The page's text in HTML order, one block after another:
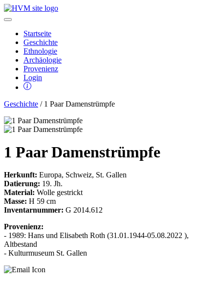
Startseite
Geschichte
Ethnologie
Archäologie
Provenienz
Login
Geschichte / 1 Paar Damenstrümpfe
1 Paar Damenstrümpfe
Herkunft: Europa, Schweiz, St. Gallen
Datierung: 19. Jh.
Material: Wolle gestrickt
Masse: H 59 cm
Inventarnummer: G 2014.612
Provenienz:
- 1989: Hans und Elisabeth Roth (31.01.1944-05.08.2022 ),
Altbestand
- Kulturmuseum St. Gallen